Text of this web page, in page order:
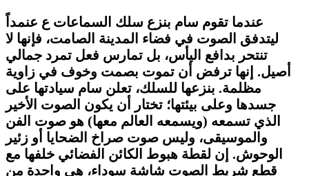
​عندما تقوم سام بنزع سلك السماعات ع عنمداً
ليتدفق الصوت في فضاء المدينة الصامت، فإنها لا
تنتحر بدافع اليأس، بل تمارس فعل تمرد جمالي
أصيل. إنها ترفض أن تموت بصمت وخوف في زاوية
مظلمة. بنزعها للسلك، تعلن سام سيادتها على
جسدها وعلى بيئتها؛ تختار أن يكون الصوت الأخير
الذي تسمعه (ويسمعه العالم معها) هو صوت الفن
والموسيقى، وليس صوت صراخ الضحايا أو زئير
الوحوش. إن لقطة هبوط الكائن الفضائي خلفها مع
قطع شريط الصوت شاشة سوداء، هي واحدة من